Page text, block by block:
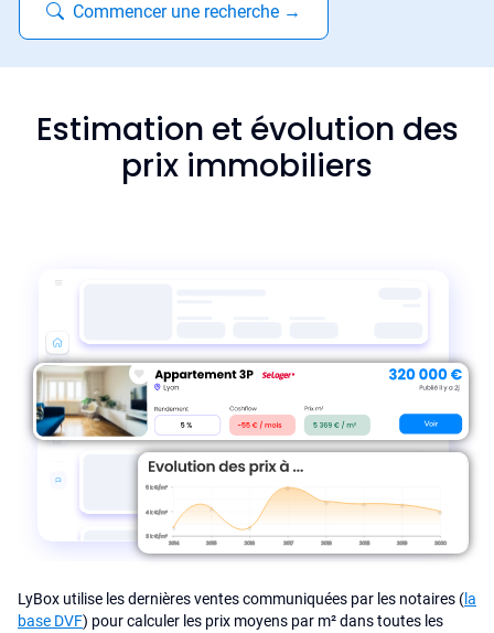
Commencer une recherche →
Estimation et évolution des
prix immobiliers
LyBox utilise les dernières ventes communiquées par les notaires (la
base DVF) pour calculer les prix moyens par m² dans toutes les